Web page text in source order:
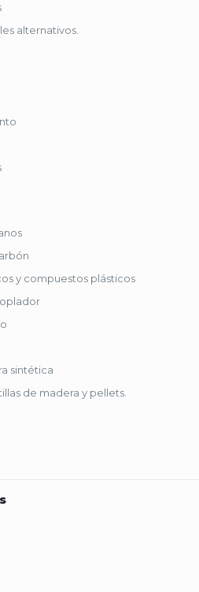
alternativos.
y compuestos plásticos
sintética
de madera y pellets.